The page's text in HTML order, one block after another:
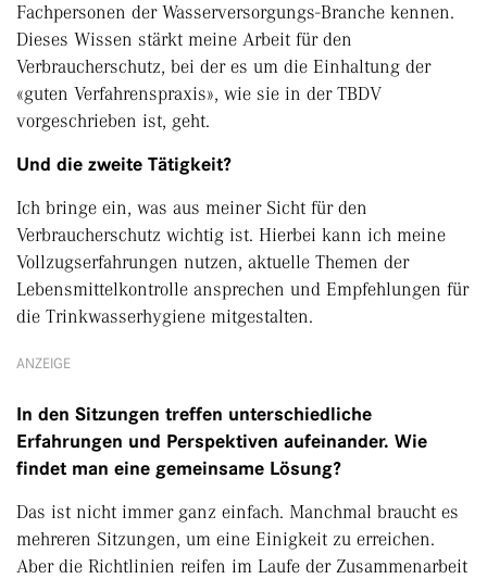
Fachpersonen der Wasserversorgungs-Branche kennen.
Dieses Wissen stärkt meine Arbeit für den
Verbraucherschutz, bei der es um die Einhaltung der
«guten Verfahrenspraxis», wie sie in der TBDV
vorgeschrieben ist, geht.
Und die zweite Tätigkeit?
Ich bringe ein, was aus meiner Sicht für den
Verbraucherschutz wichtig ist. Hierbei kann ich meine
Vollzugserfahrungen nutzen, aktuelle Themen der
Lebensmittelkontrolle ansprechen und Empfehlungen für
die Trinkwasserhygiene mitgestalten.
ANZEIGE
In den Sitzungen treffen unterschiedliche
Erfahrungen und Perspektiven aufeinander. Wie
findet man eine gemeinsame Lösung?
Das ist nicht immer ganz einfach. Manchmal braucht es
mehreren Sitzungen, um eine Einigkeit zu erreichen.
Aber die Richtlinien reifen im Laufe der Zusammenarbeit